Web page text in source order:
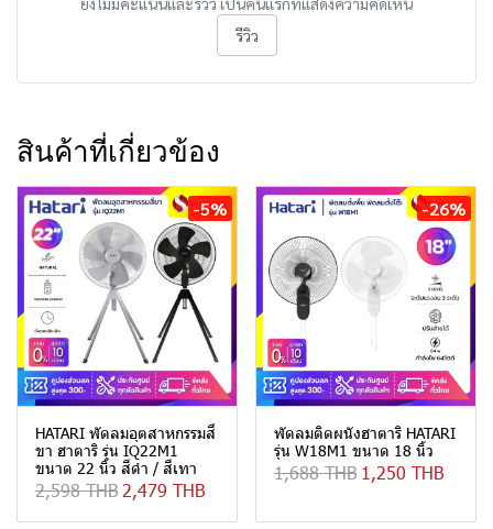
รีวิว
สินค้าที่เกี่ยวข้อง
-5%
HATARI พัดลมอุตสาหกรรมสี่
ขา ฮาตาริ รุ่น IQ22M1
ขนาด 22 นิ้ว สีดำ / สีเทา
2,598 THB 2,479 THB
-26%
พัดลมติดผนังฮาตาริ HATARI
รุ่น W18M1 ขนาด 18 นิ้ว
1,688 THB 1,250 THB